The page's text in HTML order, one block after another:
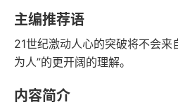
322千字
字数
主编推荐语
21世纪激动人心的突破将不会来
为人”的更开阔的理解。
内容简介